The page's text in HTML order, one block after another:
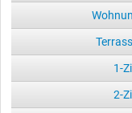
1-
2-